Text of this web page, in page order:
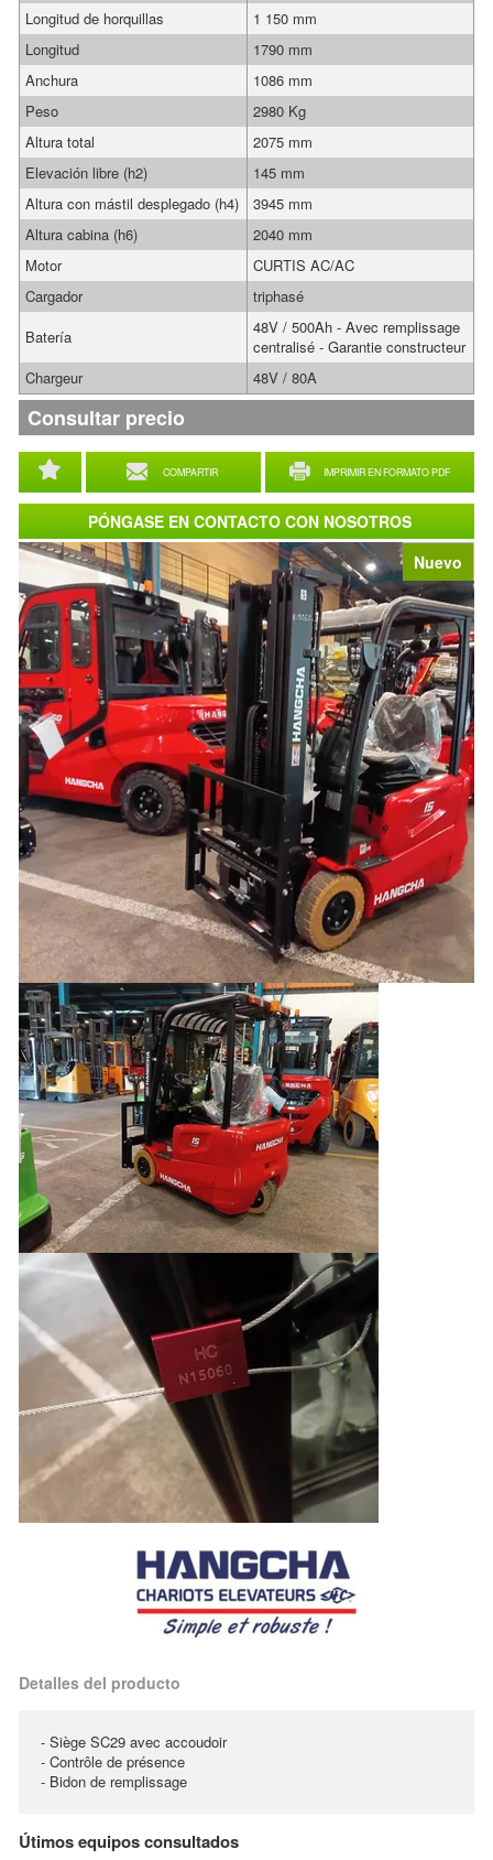
Nuevo
COMPARTIR IMPRIMIR EN FORMATO PDF
Longitud de horquillas
1 150 mm
Longitud
1790 mm
Anchura
1086 mm
Peso
2980 Kg
Altura total
2075 mm
Elevación libre (h2)
145 mm
Altura con mástil desplegado (h4)
3945 mm
Altura cabina (h6)
2040 mm
Motor
CURTIS AC/AC
Cargador
triphasé
Batería
48V / 500Ah - Avec remplissage
centralisé - Garantie constructeur
Chargeur
48V / 80A
Consultar precio
Detalles del producto
- Siège SC29 avec accoudoir
- Contrôle de présence
- Bidon de remplissage
PÓNGASE EN CONTACTO CON NOSOTROS
Útimos equipos consultados